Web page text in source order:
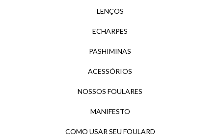
LENÇOS
ECHARPES
PASHIMINAS
ACESSÓRIOS
NOSSOS FOULARES
MANIFESTO
COMO USAR SEU FOULARD